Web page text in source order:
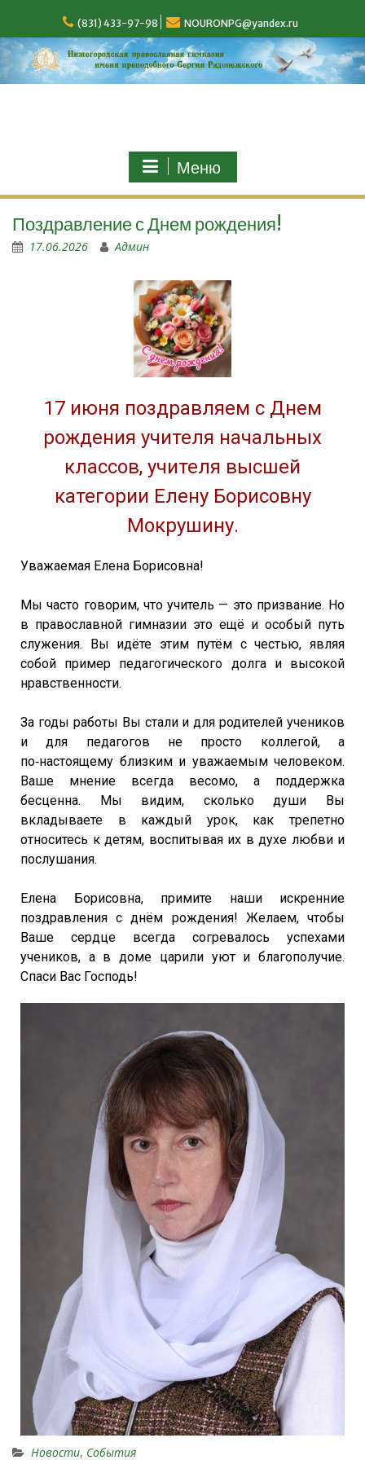
(831) 433-97-98 NOURONPG@yandex.ru
Меню
Поздравление с Днем рождения!
17.06.2026 Админ
17 июня поздравляем с Днем
рождения учителя начальных
классов, учителя высшей
категории Елену Борисовну
Мокрушину.
Уважаемая Елена Борисовна!
Мы часто говорим, что учитель — это призвание. Но
в православной гимназии это ещё и особый путь
служения. Вы идёте этим путём с честью, являя
собой пример педагогического долга и высокой
нравственности.
За годы работы Вы стали и для родителей учеников
и для педагогов не просто коллегой, а
по‑настоящему близким и уважаемым человеком.
Ваше мнение всегда весомо, а поддержка
бесценна. Мы видим, сколько души Вы
вкладываете в каждый урок, как трепетно
относитесь к детям, воспитывая их в духе любви и
послушания.
Елена Борисовна, примите наши искренние
поздравления с днём рождения! Желаем, чтобы
Ваше сердце всегда согревалось успехами
учеников, а в доме царили уют и благополучие.
Спаси Вас Господь!
Новости, События